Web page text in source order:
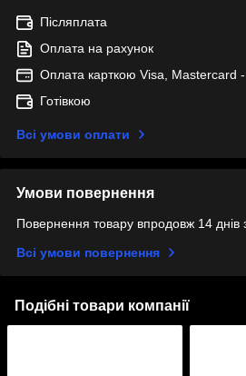
Післяплата
Оплата на рахунок
Оплата карткою Visa, Mastercard
Готівкою
Всі умови оплати
Умови повернення
Повернення товару впродовж 14 днів
Всі умови повернення
Подібні товари компанії